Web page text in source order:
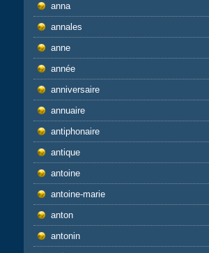
anna
annales
anne
année
anniversaire
annuaire
antiphonaire
antique
antoine
antoine-marie
anton
antonin